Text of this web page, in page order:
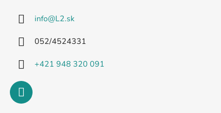
info@L2.sk
052/4524331
+421 948 320 091